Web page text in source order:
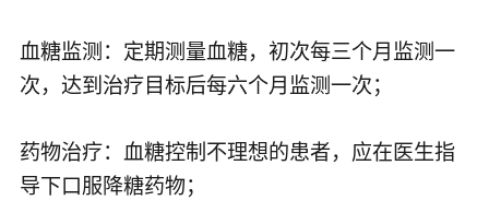
血糖监测：定期测量血糖，初次每三个月监测一
次，达到治疗目标后每六个月监测一次；
药物治疗：血糖控制不理想的患者，应在医生指
导下口服降糖药物；